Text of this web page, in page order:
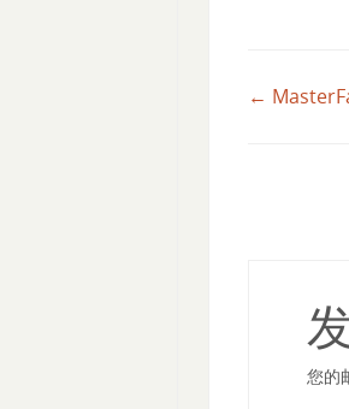
←
您的